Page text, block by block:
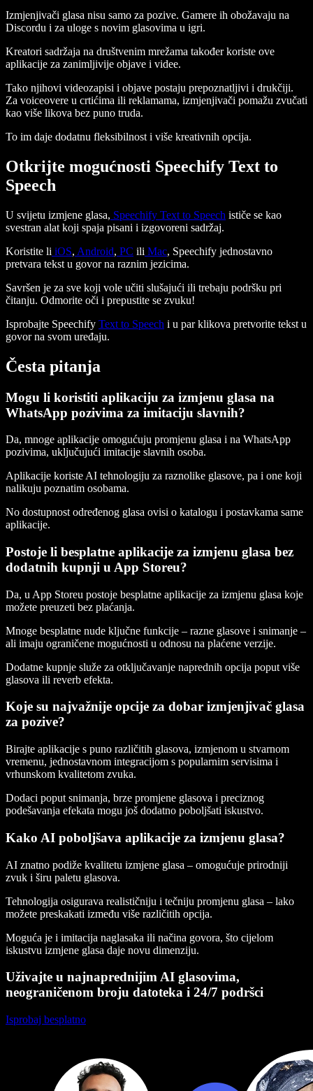
Izmjenjivači glasa nisu samo za pozive. Gamere ih obožavaju na
Discordu i za uloge s novim glasovima u igri.
Kreatori sadržaja na društvenim mrežama također koriste ove
aplikacije za zanimljivije objave i videe.
Tako njihovi videozapisi i objave postaju prepoznatljivi i drukčiji.
Za voiceovere u crtićima ili reklamama, izmjenjivači pomažu zvučati
kao više likova bez puno truda.
To im daje dodatnu fleksibilnost i više kreativnih opcija.
Otkrijte mogućnosti Speechify Text to
Speech
U svijetu izmjene glasa, Speechify Text to Speech ističe se kao
svestran alat koji spaja pisani i izgovoreni sadržaj.
Koristite li iOS, Android, PC ili Mac, Speechify jednostavno
pretvara tekst u govor na raznim jezicima.
Savršen je za sve koji vole učiti slušajući ili trebaju podršku pri
čitanju. Odmorite oči i prepustite se zvuku!
Isprobajte Speechify Text to Speech i u par klikova pretvorite tekst u
govor na svom uređaju.
Česta pitanja
Mogu li koristiti aplikaciju za izmjenu glasa na
WhatsApp pozivima za imitaciju slavnih?
Da, mnoge aplikacije omogućuju promjenu glasa i na WhatsApp
pozivima, uključujući imitacije slavnih osoba.
Aplikacije koriste AI tehnologiju za raznolike glasove, pa i one koji
nalikuju poznatim osobama.
No dostupnost određenog glasa ovisi o katalogu i postavkama same
aplikacije.
Postoje li besplatne aplikacije za izmjenu glasa bez
dodatnih kupnji u App Storeu?
Da, u App Storeu postoje besplatne aplikacije za izmjenu glasa koje
možete preuzeti bez plaćanja.
Mnoge besplatne nude ključne funkcije – razne glasove i snimanje –
ali imaju ograničene mogućnosti u odnosu na plaćene verzije.
Dodatne kupnje služe za otključavanje naprednih opcija poput više
glasova ili reverb efekta.
Koje su najvažnije opcije za dobar izmjenjivač glasa
za pozive?
Birajte aplikacije s puno različitih glasova, izmjenom u stvarnom
vremenu, jednostavnom integracijom s popularnim servisima i
vrhunskom kvalitetom zvuka.
Dodaci poput snimanja, brze promjene glasova i preciznog
podešavanja efekata mogu još dodatno poboljšati iskustvo.
Kako AI poboljšava aplikacije za izmjenu glasa?
AI znatno podiže kvalitetu izmjene glasa – omogućuje prirodniji
zvuk i širu paletu glasova.
Tehnologija osigurava realističniju i tečniju promjenu glasa – lako
možete preskakati između više različitih opcija.
Moguća je i imitacija naglasaka ili načina govora, što cijelom
iskustvu izmjene glasa daje novu dimenziju.
Uživajte u najnaprednijim AI glasovima,
neograničenom broju datoteka i 24/7 podršci
Isprobaj besplatno